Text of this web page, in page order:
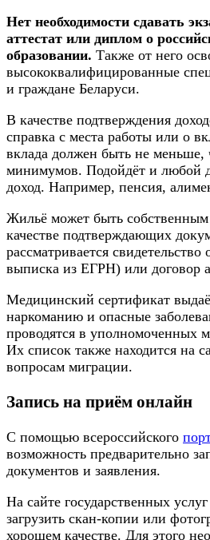
Нет необходимости сдавать
аттестат или диплом о
образовании. Также от него
высококвалифицированные
и граждане Беларуси.
В качестве подтверждения
справка с места работы или о
вклада должен быть не
минимумов. Подойдёт и любой
доход. Например, пенсия,
Жильё может быть
качестве подтверждающих
рассматривается
выписка из ЕГРН) или договор
Медицинский сертификат
наркоманию и опасные
проводятся в уполномоченных
Их список также находится на
вопросам миграции.
Запись на приём онлайн
С помощью всероссийского
возможность предварительно
документов и заявления.
На сайте государственных
загрузить скан-копии или
хорошем качестве. Для этого